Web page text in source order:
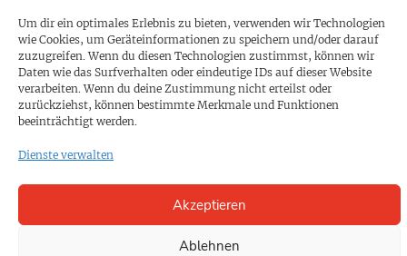
Um dir ein optimales Erlebnis zu bieten, verwenden wir Technologien
wie Cookies, um Geräteinformationen zu speichern und/oder darauf
zuzugreifen. Wenn du diesen Technologien zustimmst, können wir
Daten wie das Surfverhalten oder eindeutige IDs auf dieser Website
verarbeiten. Wenn du deine Zustimmung nicht erteilst oder
zurückziehst, können bestimmte Merkmale und Funktionen
beeinträchtigt werden.
Dienste verwalten
Akzeptieren
Ablehnen
PROKOMPAKT
Impressum
SPENDEN
KONTAKT
Cookie-Richtlinie